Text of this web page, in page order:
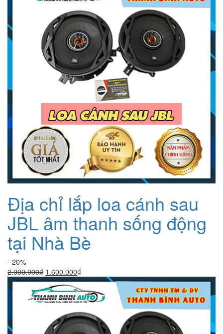
Địa chỉ lắp loa cánh sau
JBL âm thanh sống động
tại Nhà Bè
- 20%
2.000.000₫ Giá
gốc
là:
2.000.000₫.
1.600.000₫Giá
hiện
tại
là:
1.600.000₫.